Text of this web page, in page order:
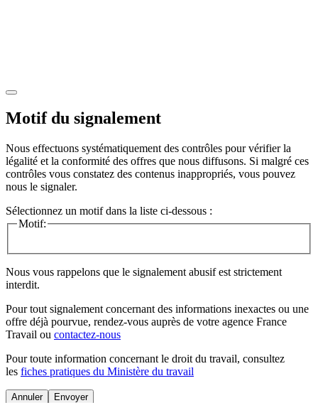
Motif du signalement
Nous effectuons systématiquement des contrôles pour vérifier la
légalité et la conformité des offres que nous diffusons. Si malgré ces
contrôles vous constatez des contenus inappropriés, vous pouvez
nous le signaler.
Sélectionnez un motif dans la liste ci-dessous :
Motif:
Nous vous rappelons que le signalement abusif est strictement
interdit.
Pour tout signalement concernant des informations inexactes ou une
offre déjà pourvue, rendez-vous auprès de votre agence France
Travail ou contactez-nous
Pour toute information concernant le droit du travail, consultez
les fiches pratiques du Ministère du travail
Annuler